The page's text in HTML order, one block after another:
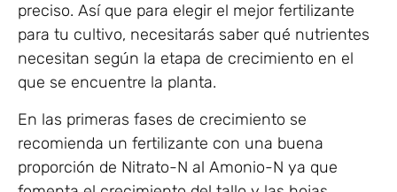
preciso. Así que para elegir el mejor fertilizante
para tu cultivo, necesitarás saber qué nutrientes
necesitan según la etapa de crecimiento en el
que se encuentre la planta.
En las primeras fases de crecimiento se
recomienda un fertilizante con una buena
proporción de Nitrato-N al Amonio-N ya que